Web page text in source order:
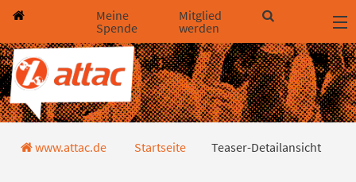
Direkt zum Hauptinhalt springen
Direkt zur Haupt-Navigation springen
Direkt zur Service-Navigation springen
Direkt zur Footer-Navigation springen
Direkt zum Footerinhalt springen
Meine
Spende
Mitglied
werden
Teaser-Detailansicht
www.attac.de Startseite Teaser-Detailansicht